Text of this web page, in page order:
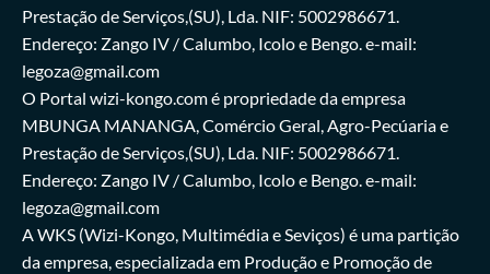
Prestação de Serviços,(SU), Lda. NIF: 5002986671.
Endereço: Zango IV / Calumbo, Icolo e Bengo. e-mail:
legoza@gmail.com
O Portal wizi-kongo.com é propriedade da empresa
MBUNGA MANANGA, Comércio Geral, Agro-Pecúaria e
Prestação de Serviços,(SU), Lda. NIF: 5002986671.
Endereço: Zango IV / Calumbo, Icolo e Bengo. e-mail:
legoza@gmail.com
A WKS (Wizi-Kongo, Multimédia e Seviços) é uma partição
da empresa, especializada em Produção e Promoção de